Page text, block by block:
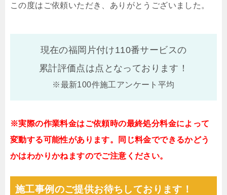
この度はご依頼いただき、ありがとうございました。
現在の福岡片付け110番サービスの
累計評価点は点となっております！
※最新100件施工アンケート平均
※実際の作業料金はご依頼時の最終処分料金によって
変動する可能性があります。同じ料金でできるかどう
かはわかりかねますのでご注意ください。
施工事例のご提供お待ちしております！